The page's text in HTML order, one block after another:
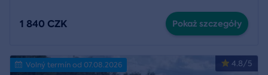
1 840 CZK Pokaż szczegóły
4.8/5
Volný termín od 07.08.2026